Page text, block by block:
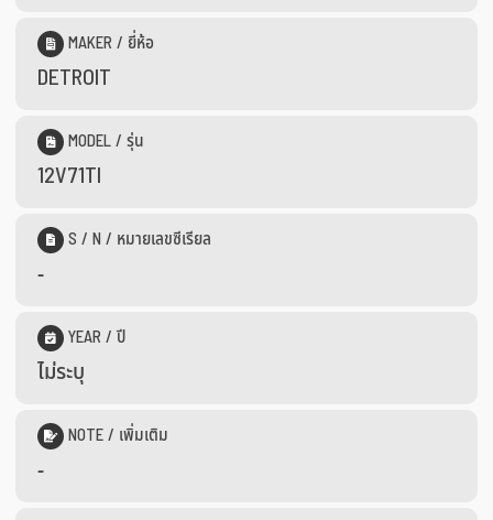
MAKER / ยี่ห้อ
DETROIT
MODEL / รุ่น
12V71TI
S / N / หมายเลขซีเรียล
-
YEAR / ปี
ไม่ระบุ
NOTE / เพิ่มเติม
-